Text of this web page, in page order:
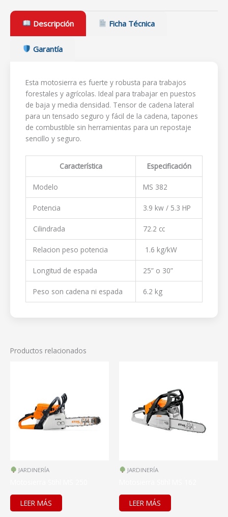
Descripción Ficha Técnica
Garantía
Esta motosierra es fuerte y robusta para trabajos
forestales y agrícolas. Ideal para trabajar en puestos
de baja y media densidad. Tensor de cadena lateral
para un tensado seguro y fácil de la cadena, tapones
de combustible sin herramientas para un repostaje
sencillo y seguro.
Característica Especificación
Modelo MS 382
Potencia 3.9 kw / 5.3 HP
Cilindrada 72.2 cc
Relacion peso potencia 1.6 kg/kW
Longitud de espada 25” o 30”
Peso son cadena ni espada 6.2 kg
Productos relacionados
JARDINERÍA
LEER MÁS
JARDINERÍA
LEER MÁS